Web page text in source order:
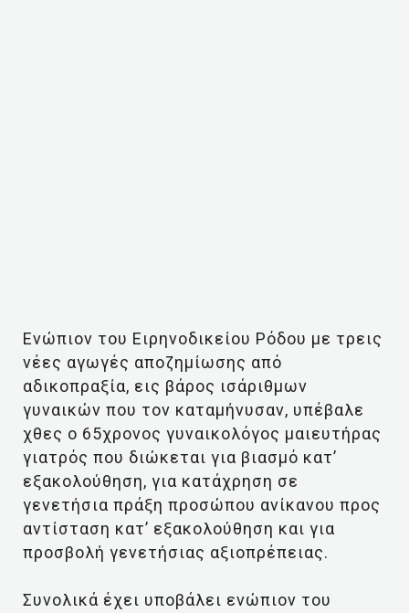
Ενώπιον του Ειρηνοδικείου Ρόδου με τρεις
νέες αγωγές αποζημίωσης από
αδικοπραξία, εις βάρος ισάριθμων
γυναικών που τον καταμήνυσαν, υπέβαλε
χθες ο 65χρονος γυναικολόγος μαιευτήρας
γιατρός που διώκεται για βιασμό κατ’
εξακολούθηση, για κατάχρηση σε
γενετήσια πράξη προσώπου ανίκανου προς
αντίσταση κατ’ εξακολούθηση και για
προσβολή γενετήσιας αξιοπρέπειας.
Συνολικά έχει υποβάλει ενώπιον του